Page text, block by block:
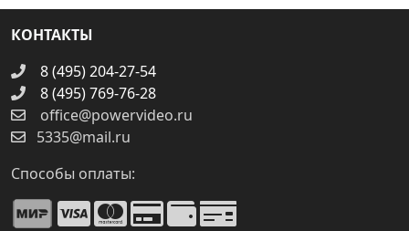
КОНТАКТЫ
8 (495) 204-27-54
8 (495) 769-76-28
office@powervideo.ru
5335@mail.ru
Способы оплаты: